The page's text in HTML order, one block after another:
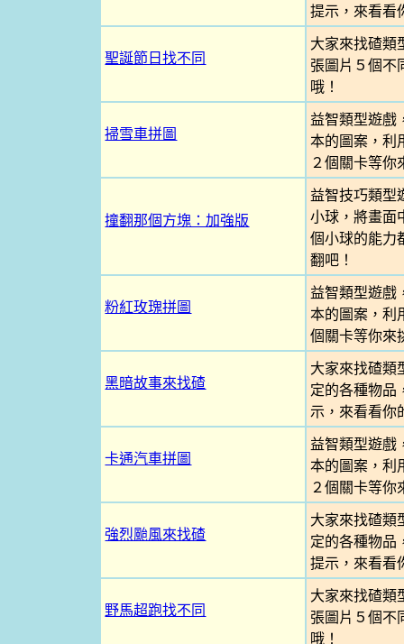
提示，來看看
聖誕節日找不同
大家來找碴類
張圖片５個不
哦！
掃雪車拼圖
益智類型遊戲
本的圖案，利
２個關卡等你
撞翻那個方塊：加強版
益智技巧類型
小球，將畫面
個小球的能力
翻吧！
粉紅玫瑰拼圖
益智類型遊戲
本的圖案，利
個關卡等你來
黑暗故事來找碴
大家來找碴類
定的各種物品
示，來看看你
卡通汽車拼圖
益智類型遊戲
本的圖案，利
２個關卡等你
強烈颱風來找碴
大家來找碴類
定的各種物品
提示，來看看
野馬超跑找不同
大家來找碴類
張圖片５個不
哦！